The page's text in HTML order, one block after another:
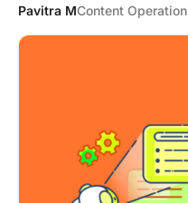
Pavitra MContent